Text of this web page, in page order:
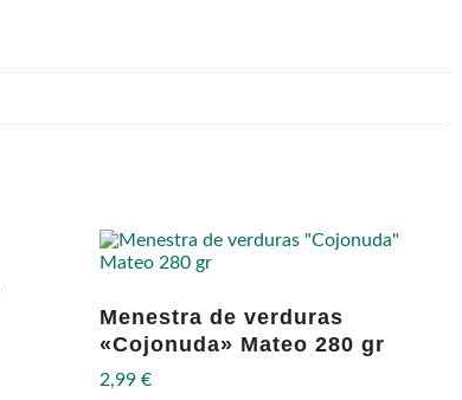
Menestra de verduras
«Cojonuda» Mateo 280 gr
2,99 €